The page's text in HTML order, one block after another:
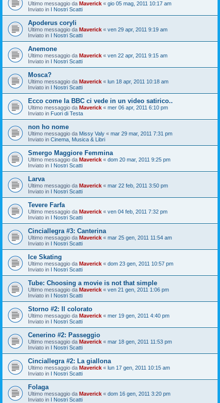
Ultimo messaggio da Maverick « gio 05 mag, 2011 10:17 am
Inviato in I Nostri Scatti
Apoderus coryli
Ultimo messaggio da Maverick « ven 29 apr, 2011 9:19 am
Inviato in I Nostri Scatti
Anemone
Ultimo messaggio da Maverick « ven 22 apr, 2011 9:15 am
Inviato in I Nostri Scatti
Mosca?
Ultimo messaggio da Maverick « lun 18 apr, 2011 10:18 am
Inviato in I Nostri Scatti
Ecco come la BBC ci vede in un video satirico..
Ultimo messaggio da Maverick « mer 06 apr, 2011 6:10 pm
Inviato in Fuori di Testa
non ho nome
Ultimo messaggio da Missy Valy « mar 29 mar, 2011 7:31 pm
Inviato in Cinema, Musica & Libri
Smergo Maggiore Femmina
Ultimo messaggio da Maverick « dom 20 mar, 2011 9:25 pm
Inviato in I Nostri Scatti
Larva
Ultimo messaggio da Maverick « mar 22 feb, 2011 3:50 pm
Inviato in I Nostri Scatti
Tevere Farfa
Ultimo messaggio da Maverick « ven 04 feb, 2011 7:32 pm
Inviato in I Nostri Scatti
Cinciallegra #3: Canterina
Ultimo messaggio da Maverick « mar 25 gen, 2011 11:54 am
Inviato in I Nostri Scatti
Ice Skating
Ultimo messaggio da Maverick « dom 23 gen, 2011 10:57 pm
Inviato in I Nostri Scatti
Tube: Choosing a movie is not that simple
Ultimo messaggio da Maverick « ven 21 gen, 2011 1:06 pm
Inviato in I Nostri Scatti
Storno #2: Il colorato
Ultimo messaggio da Maverick « mer 19 gen, 2011 4:40 pm
Inviato in I Nostri Scatti
Cenerino #2: Passeggio
Ultimo messaggio da Maverick « mar 18 gen, 2011 11:53 pm
Inviato in I Nostri Scatti
Cinciallegra #2: La giallona
Ultimo messaggio da Maverick « lun 17 gen, 2011 10:15 am
Inviato in I Nostri Scatti
Folaga
Ultimo messaggio da Maverick « dom 16 gen, 2011 3:20 pm
Inviato in I Nostri Scatti